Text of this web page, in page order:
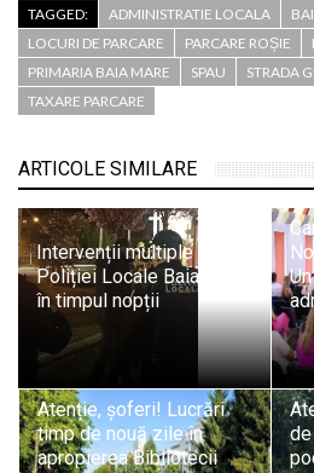
TAGGED:
ADMINISTRATIE LOCALA
LOCURI DE PARCARE
PARCARE ROȘIE
PRIMARIA BAIA MARE
SPAU
STRADA
TAXARE PARCARE
ARTICOLE SIMILARE
Intervenții multiple ale
Poliției Locale Baia Mare
în timpul nopții
Atenție, șoferi! Lucrări
timp de nouă zile în
apropierea Bibliotecii